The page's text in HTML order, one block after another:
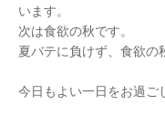
います。
次は食欲の秋です。
夏バテに負けず、食欲の
今日もよい一日をお過